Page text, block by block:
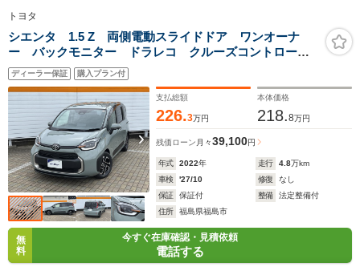
Bluetooth接続
トヨタ
シエンタ 1.5 Z 両側電動スライドドア ワンオーナ
ー バックモニター ドラレコ クルーズコントロー
ル ブラインドスポットモニター 先進ライト
ディーラー保証 購入プラン付
支払総額
226.3万円
本体価格
218.8万円
残価ローン 月々39,100円
年式 2022年 走行 4.8万km
車検
'27/10 修復
なし
保証
保証付 整備
法定整備付
住所
福島県福島市
無
料
今すぐ在庫確認・見積依頼
電話する